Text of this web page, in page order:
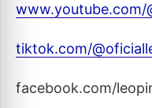
www.youtube.com/
tiktok.com/
facebook.com/